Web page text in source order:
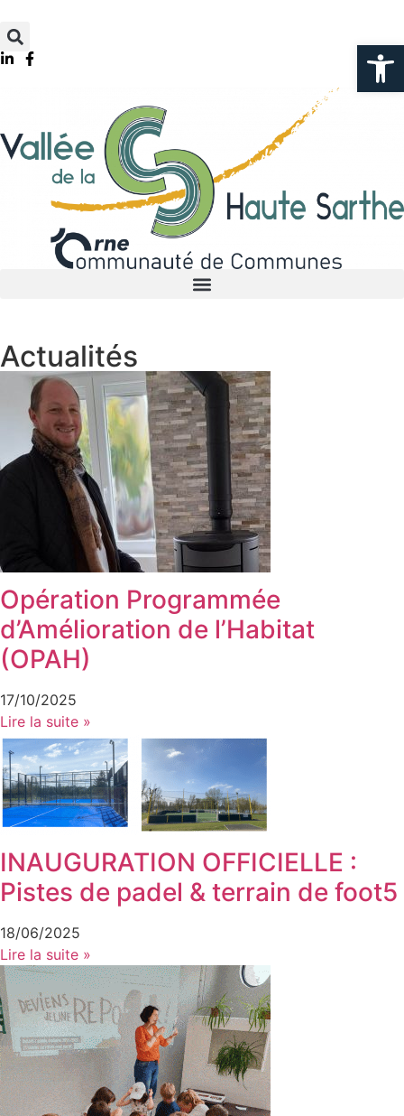
Actualités
Opération Programmée
d’Amélioration de l’Habitat
(OPAH)
17/10/2025
Lire la suite »
INAUGURATION OFFICIELLE :
Pistes de padel & terrain de foot5
18/06/2025
Lire la suite »